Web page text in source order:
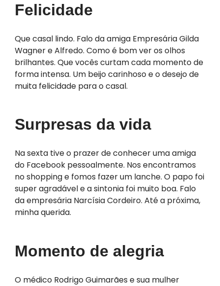
Felicidade
Que casal lindo. Falo da amiga Empresária Gilda
Wagner e Alfredo. Como é bom ver os olhos
brilhantes. Que vocês curtam cada momento de
forma intensa. Um beijo carinhoso e o desejo de
muita felicidade para o casal.
Surpresas da vida
Na sexta tive o prazer de conhecer uma amiga
do Facebook pessoalmente. Nos encontramos
no shopping e fomos fazer um lanche. O papo foi
super agradável e a sintonia foi muito boa. Falo
da empresária Narcísia Cordeiro. Até a próxima,
minha querida.
Momento de alegria
O médico Rodrigo Guimarães e sua mulher